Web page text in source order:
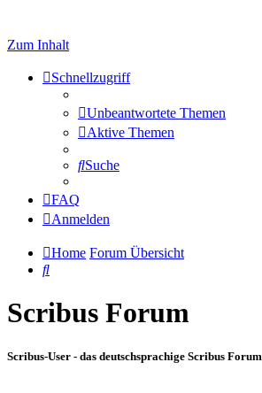
Zum Inhalt
Schnellzugriff
Unbeantwortete Themen
Aktive Themen
Suche
FAQ
Anmelden
Home Forum Übersicht
Suche
Scribus Forum
Scribus-User - das deutschsprachige Scribus Forum